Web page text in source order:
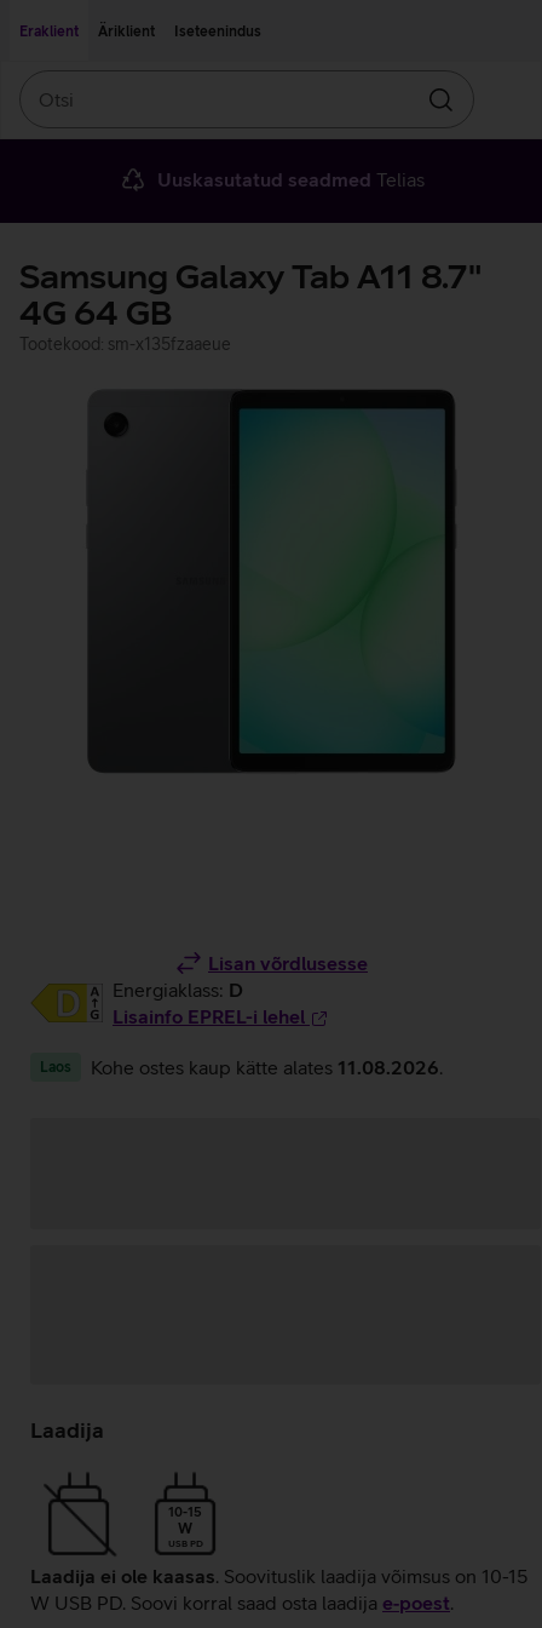
Eraklient
Äriklient Iseteenindus
Otsin
Uuskasutatud seadmed Telias
Samsung Galaxy Tab A11 8.7"
4G 64 GB
Tootekood: sm-x135fzaaeue
Lisan võrdlusesse
Energiaklass: D
Lisainfo EPREL-i lehel
Laos Kohe ostes kaup kätte alates 11.08.2026
laadimine
Laadija
10-15
W
USB PD
Laadija ei ole kaasas. Soovituslik laadija võimsus on 10-15
W USB PD. Soovi korral saad osta laadija e‑poest.